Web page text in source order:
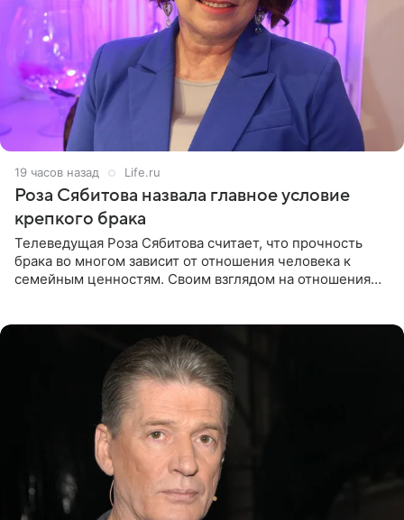
19 часов назад Life.ru
Роза Сябитова назвала главное условие
крепкого брака
Телеведущая Роза Сябитова считает, что прочность
брака во многом зависит от отношения человека к
семейным ценностям. Своим взглядом на отношения